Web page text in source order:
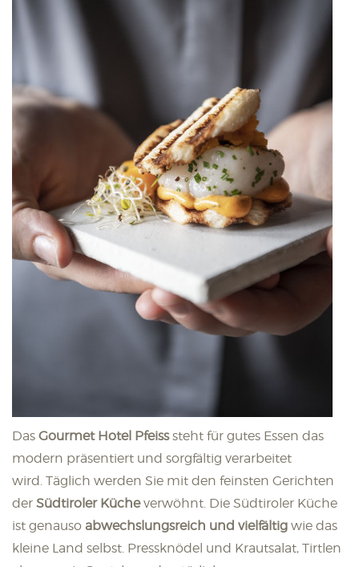
Das Gourmet Hotel Pfeisssteht für gutes Essen das
modern präsentiert und sorgfältig verarbeitet
wird. Täglich werden Sie mit den feinsten Gerichten
der Südtiroler Kücheverwöhnt. Die Südtiroler Küche
ist genauso abwechslungsreich und vielfältig wie das
kleine Land selbst. Pressknödel und Krautsalat, Tirtlen